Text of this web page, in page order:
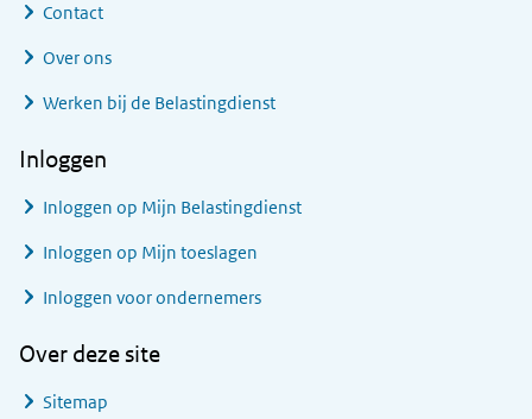
Contact
Over ons
Werken bij de Belastingdienst
Inloggen
Inloggen op Mijn Belastingdienst
Inloggen op Mijn toeslagen
Inloggen voor ondernemers
Over deze site
Sitemap